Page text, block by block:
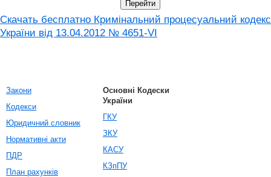
Скачать бесплатно Кримінальний процесуальний кодекс
України від 13.04.2012 № 4651-VI
Закони
Кодекси
Юридичний словник
Нормативні акти
ПДР
План рахунків
Основні Кодески
України
ГКУ
ЗКУ
КАСУ
КЗпПУ